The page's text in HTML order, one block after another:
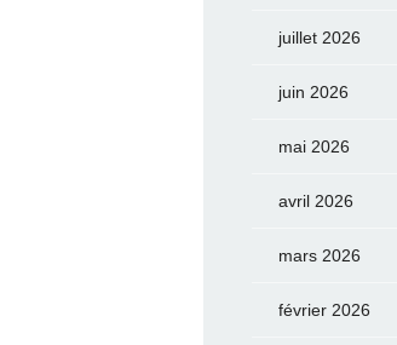
juillet 2026
juin 2026
mai 2026
avril 2026
mars 2026
février 2026